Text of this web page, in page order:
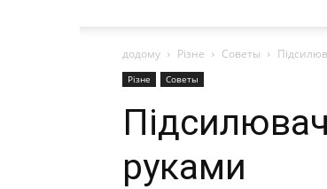
додому Різне Советы
Різне Советы
руками